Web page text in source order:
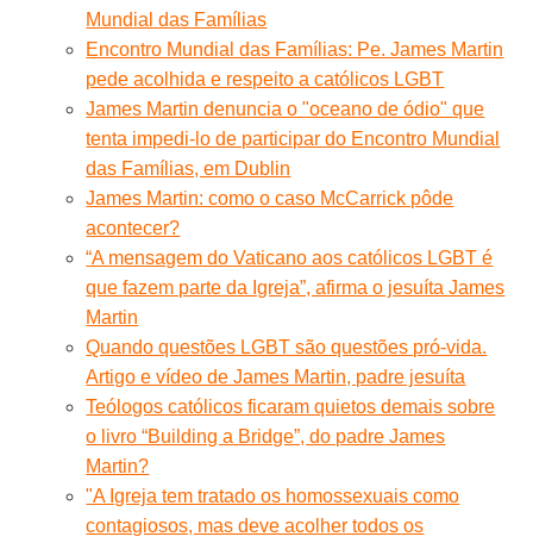
Mundial das Famílias
Encontro Mundial das Famílias: Pe. James Martin
pede acolhida e respeito a católicos LGBT
James Martin denuncia o "oceano de ódio" que
tenta impedi-lo de participar do Encontro Mundial
das Famílias, em Dublin
James Martin: como o caso McCarrick pôde
acontecer?
“A mensagem do Vaticano aos católicos LGBT é
que fazem parte da Igreja”, afirma o jesuíta James
Martin
Quando questões LGBT são questões pró-vida.
Artigo e vídeo de James Martin, padre jesuíta
Teólogos católicos ficaram quietos demais sobre
o livro “Building a Bridge”, do padre James
Martin?
"A Igreja tem tratado os homossexuais como
contagiosos, mas deve acolher todos os